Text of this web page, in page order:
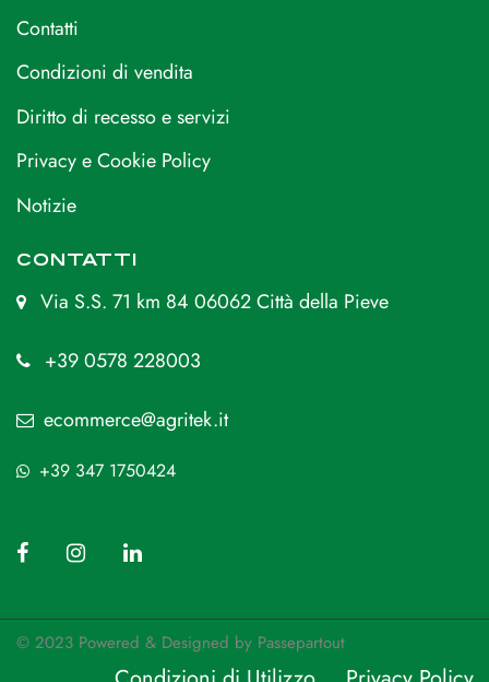
Contatti
Condizioni di vendita
Diritto di recesso e servizi
Privacy e Cookie Policy
Notizie
CONTATTI
Via S.S. 71 km 84 06062 Città della Pieve
+39 0578 228003
ecommerce@agritek.it
+39 347 1750424
© 2023 Powered & Designed by Passepartout